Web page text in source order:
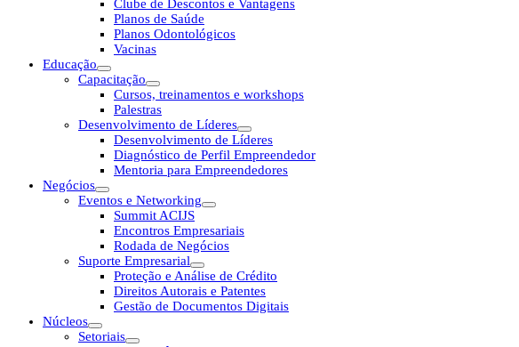
Clube de Descontos e Vantagens
Planos de Saúde
Planos Odontológicos
Vacinas
Educação
Capacitação
Cursos, treinamentos e workshops
Palestras
Desenvolvimento de Líderes
Desenvolvimento de Líderes
Diagnóstico de Perfil Empreendedor
Mentoria para Empreendedores
Negócios
Eventos e Networking
Summit ACIJS
Encontros Empresariais
Rodada de Negócios
Suporte Empresarial
Proteção e Análise de Crédito
Direitos Autorais e Patentes
Gestão de Documentos Digitais
Núcleos
Setoriais